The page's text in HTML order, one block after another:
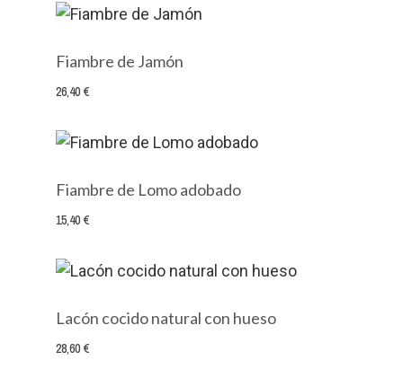
Fiambre de Jamón
26,40 €
Fiambre de Lomo adobado
15,40 €
Lacón cocido natural con hueso
28,60 €